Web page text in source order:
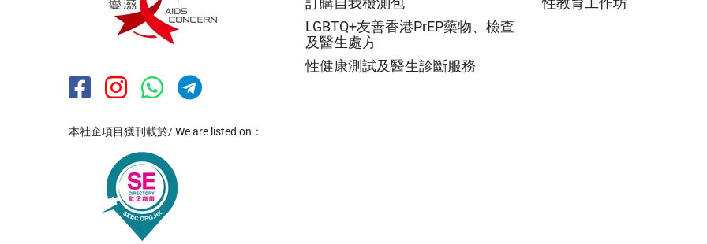
本社企項目獲刊載於/ We are listed on：
LGBTQ+友善香港PrEP藥物、檢查
及醫生處方
性健康測試及醫生診斷服務